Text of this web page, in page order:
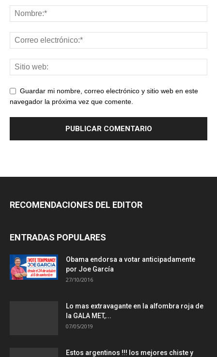
Guardar mi nombre, correo electrónico y sitio web en este
navegador la próxima vez que comente.
RECOMENDACIONES DEL EDITOR
ENTRADAS POPULARES
Obama endorsa a votar anticipadamente
por Joe García
27/10/2016
Lo mas extravagante en la alfombra roja de
la GALA MET,...
07/05/2019
Estos argentinos !!! los mejores chiste y